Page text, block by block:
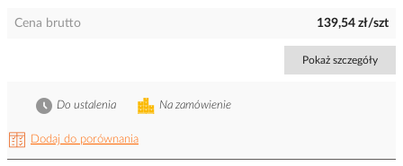
Cena brutto 139,54 zł/szt
Pokaż szczegóły
Dodaj do porównania
Na zamówienie
Do ustalenia